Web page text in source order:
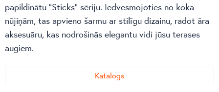
papildinātu “Sticks” sēriju. Iedvesmojoties no koka
nūjiņām, tas apvieno šarmu ar stilīgu dizainu, radot āra
aksesuāru, kas nodrošinās elegantu vidi jūsu terases
augiem.
Katalogs